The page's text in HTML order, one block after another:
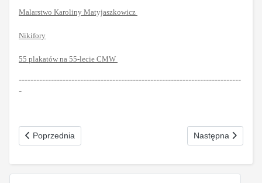
Malarstwo Karoliny Matyjaszkowicz
Nikifory
55 plakatów na 55-lecie CMW
----------------------------------------------------------------------------
-
Poprzednia strona: Krucjata jest w nas Nr 3 (198) marzec 2015
Poprzednia Następna strona:
Następna